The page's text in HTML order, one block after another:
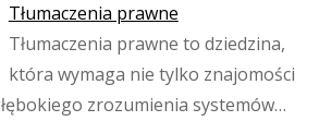
Tłumaczenia prawne
Tłumaczenia prawne to dziedzina,
która wymaga nie tylko znajomości
zrozumienia systemów…